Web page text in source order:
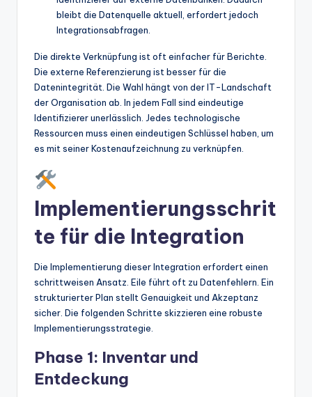
bleibt die Datenquelle aktuell, erfordert jedoch
Integrationsabfragen.
Die direkte Verknüpfung ist oft einfacher für Berichte.
Die externe Referenzierung ist besser für die
Datenintegrität. Die Wahl hängt von der IT-Landschaft
der Organisation ab. In jedem Fall sind eindeutige
Identifizierer unerlässlich. Jedes technologische
Ressourcen muss einen eindeutigen Schlüssel haben, um
es mit seiner Kostenaufzeichnung zu verknüpfen.
Implementierungsschrit
te für die Integration
Die Implementierung dieser Integration erfordert einen
schrittweisen Ansatz. Eile führt oft zu Datenfehlern. Ein
strukturierter Plan stellt Genauigkeit und Akzeptanz
sicher. Die folgenden Schritte skizzieren eine robuste
Implementierungsstrategie.
Phase 1: Inventar und
Entdeckung